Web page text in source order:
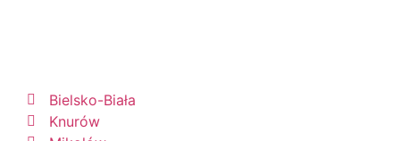
Bielsko-Biała
Knurów